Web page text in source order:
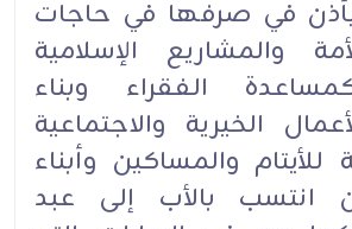
في صرفها في حاجات
والمشاريع الإسلامية
الفقراء وبناء
الخيرية والاجتماعية
للأيتام والمساكين وأبناء
انتسب بالأب إلى عبد